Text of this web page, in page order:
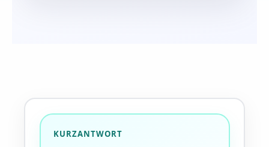
KURZANTWORT